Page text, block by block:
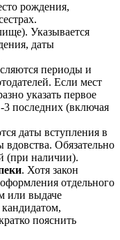
рождения,
Указывается
даты
периоды и
Если мест
указать первое
3 последних (включая
даты вступления в
Обязательно
(при наличии).
. Хотя закон
отдельного
или выдаче
пояснить